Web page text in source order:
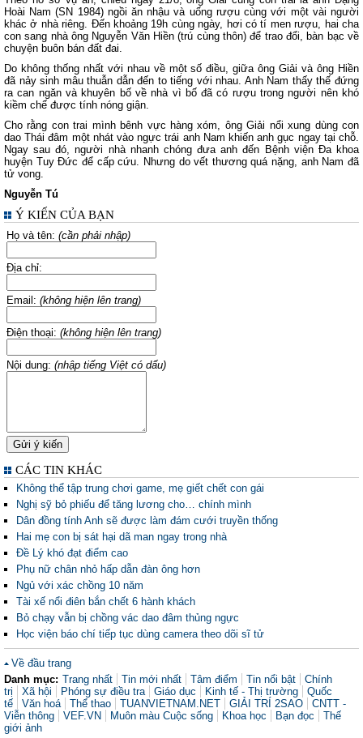
Hoài Nam (SN 1984) ngồi ăn nhậu và uống rượu cùng với một vài người
khác ở nhà riêng. Đến khoảng 19h cùng ngày, hơi có tí men rượu, hai cha
con sang nhà ông Nguyễn Văn Hiền (trú cùng thôn) để trao đổi, bàn bạc về
chuyện buôn bán đất đai.
Do không thống nhất với nhau về một số điều, giữa ông Giải và ông Hiền
đã nảy sinh mâu thuẫn dẫn đến to tiếng với nhau. Anh Nam thấy thế đứng
ra can ngăn và khuyên bố về nhà vì bố đã có rượu trong người nên khó
kiềm chế được tính nóng giận.
Cho rằng con trai mình bênh vực hàng xóm, ông Giải nổi xung dùng con
dao Thái đâm một nhát vào ngực trái anh Nam khiến anh gục ngay tại chỗ.
Ngay sau đó, người nhà nhanh chóng đưa anh đến Bệnh viện Đa khoa
huyện Tuy Đức để cấp cứu. Nhưng do vết thương quá nặng, anh Nam đã
tử vong.
Nguyễn Tú
Ý KIẾN CỦA BẠN
Họ và tên: (cần phải nhập)
Địa chỉ:
Email: (không hiện lên trang)
Điện thoại: (không hiện lên trang)
Nội dung: (nhập tiếng Việt có dấu)
CÁC TIN KHÁC
Không thể tập trung chơi game, mẹ giết chết con gái
Nghị sỹ bỏ phiếu để tăng lương cho… chính mình
Dân đồng tính Anh sẽ được làm đám cưới truyền thống
Hai mẹ con bị sát hại dã man ngay trong nhà
Đề Lý khó đạt điểm cao
Phụ nữ chân nhỏ hấp dẫn đàn ông hơn
Ngủ với xác chồng 10 năm
Tài xế nổi điên bắn chết 6 hành khách
Bỏ chạy vẫn bị chồng vác dao đâm thủng ngực
Học viện báo chí tiếp tục dùng camera theo dõi sĩ tử
Về đầu trang
Danh mục: Trang nhất Tin mới nhất Tâm điểm Tin nổi bật
Chính
trị
Xã hội Phóng sự điều tra Giáo dục Kinh tế - Thị trường
Quốc
tế
Văn hoá Thể thao TUANVIETNAM.NET GIẢI TRÍ 2SAO
CNTT -
Viễn thông
VEF.VN Muôn màu Cuộc sống Khoa học Bạn đọc
Thế
giới ảnh